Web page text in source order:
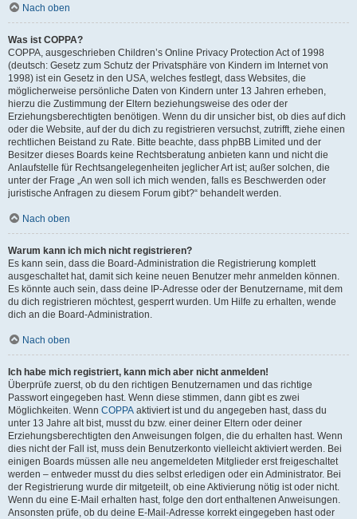
Nach oben
Was ist COPPA?
COPPA, ausgeschrieben Children’s Online Privacy Protection Act of 1998
(deutsch: Gesetz zum Schutz der Privatsphäre von Kindern im Internet von
1998) ist ein Gesetz in den USA, welches festlegt, dass Websites, die
möglicherweise persönliche Daten von Kindern unter 13 Jahren erheben,
hierzu die Zustimmung der Eltern beziehungsweise des oder der
Erziehungsberechtigten benötigen. Wenn du dir unsicher bist, ob dies auf dich
oder die Website, auf der du dich zu registrieren versuchst, zutrifft, ziehe einen
rechtlichen Beistand zu Rate. Bitte beachte, dass phpBB Limited und der
Besitzer dieses Boards keine Rechtsberatung anbieten kann und nicht die
Anlaufstelle für Rechtsangelegenheiten jeglicher Art ist; außer solchen, die
unter der Frage „An wen soll ich mich wenden, falls es Beschwerden oder
juristische Anfragen zu diesem Forum gibt?“ behandelt werden.
Nach oben
Warum kann ich mich nicht registrieren?
Es kann sein, dass die Board-Administration die Registrierung komplett
ausgeschaltet hat, damit sich keine neuen Benutzer mehr anmelden können.
Es könnte auch sein, dass deine IP-Adresse oder der Benutzername, mit dem
du dich registrieren möchtest, gesperrt wurden. Um Hilfe zu erhalten, wende
dich an die Board-Administration.
Nach oben
Ich habe mich registriert, kann mich aber nicht anmelden!
Überprüfe zuerst, ob du den richtigen Benutzernamen und das richtige
Passwort eingegeben hast. Wenn diese stimmen, dann gibt es zwei
Möglichkeiten. Wenn COPPA aktiviert ist und du angegeben hast, dass du
unter 13 Jahre alt bist, musst du bzw. einer deiner Eltern oder deiner
Erziehungsberechtigten den Anweisungen folgen, die du erhalten hast. Wenn
dies nicht der Fall ist, muss dein Benutzerkonto vielleicht aktiviert werden. Bei
einigen Boards müssen alle neu angemeldeten Mitglieder erst freigeschaltet
werden – entweder musst du dies selbst erledigen oder ein Administrator. Bei
der Registrierung wurde dir mitgeteilt, ob eine Aktivierung nötig ist oder nicht.
Wenn du eine E-Mail erhalten hast, folge den dort enthaltenen Anweisungen.
Ansonsten prüfe, ob du deine E-Mail-Adresse korrekt eingegeben hast oder